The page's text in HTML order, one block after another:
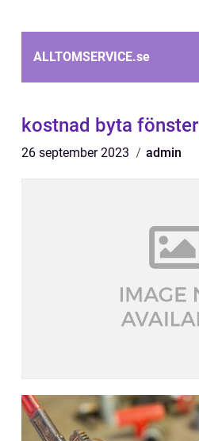
ALLTOMSERVICE.se
kostnad byta fönster
26 september 2023 admin